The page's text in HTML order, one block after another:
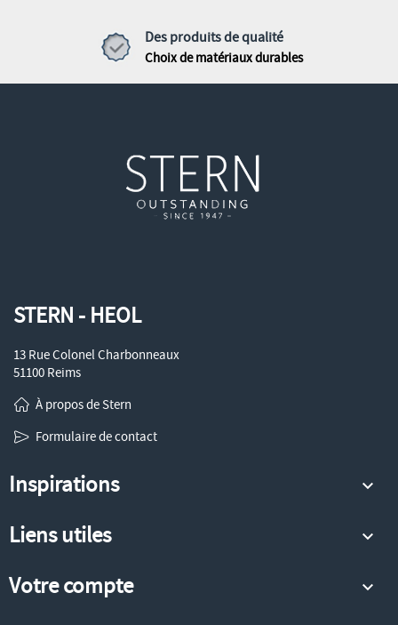
Des produits de qualité
Choix de matériaux durables
STERN - HEOL
13 Rue Colonel Charbonneaux
51100 Reims
À propos de Stern
Formulaire de contact
Inspirations 
Liens utiles 
Votre compte 